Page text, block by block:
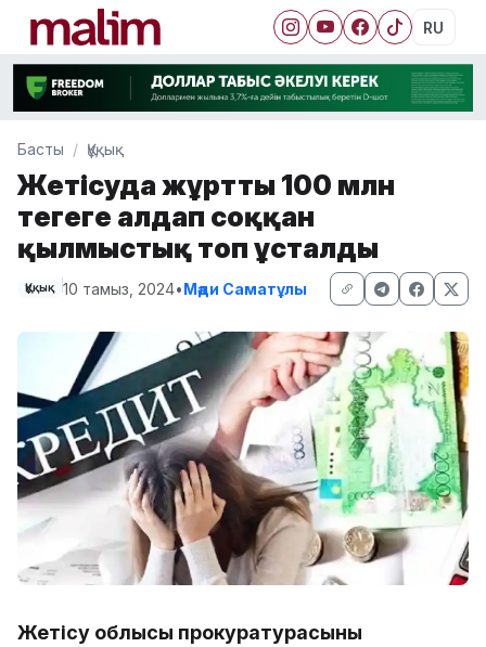
RU
Басты Құқық
Жетісуда жұртты 100 млн
теңгеге алдап соққан
қылмыстық топ ұсталды
Құқық 10 тамыз, 2024•Мәди Саматұлы
Жетісу облысы прокуратурасының